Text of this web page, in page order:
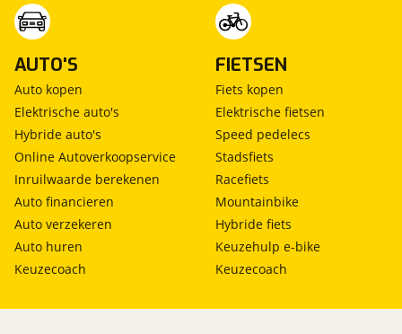
AUTO'S
Auto kopen
Elektrische auto's
Hybride auto's
Online Autoverkoopservice
Inruilwaarde berekenen
Auto financieren
Auto verzekeren
Auto huren
Keuzecoach
FIETSEN
Fiets kopen
Elektrische fietsen
Speed pedelecs
Stadsfiets
Racefiets
Mountainbike
Hybride fiets
Keuzehulp e-bike
Keuzecoach